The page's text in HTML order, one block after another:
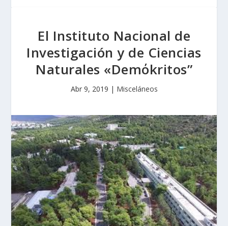
El Instituto Nacional de
Investigación y de Ciencias
Naturales «Demόkritos”
Abr 9, 2019 | Misceláneos